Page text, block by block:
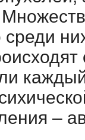
–